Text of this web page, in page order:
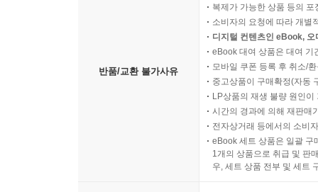
반품/교환 불가사유
복제가 가능한 상품 등의
소비자의 요청에 따라 개별
디지털 컨텐츠인 eBook,
eBook 대여 상품은 대여 기
모바일 쿠폰 등록 후 취소/
중고상품이 구매확정(자동
LP상품의 재생 불량 원인
시간의 경과에 의해 재판매
전자상거래 등에서의 소비
eBook 세트 상품은 일괄 구
1개의 상품으로 취급 및 판
우, 세트 상품 전부 및 세트